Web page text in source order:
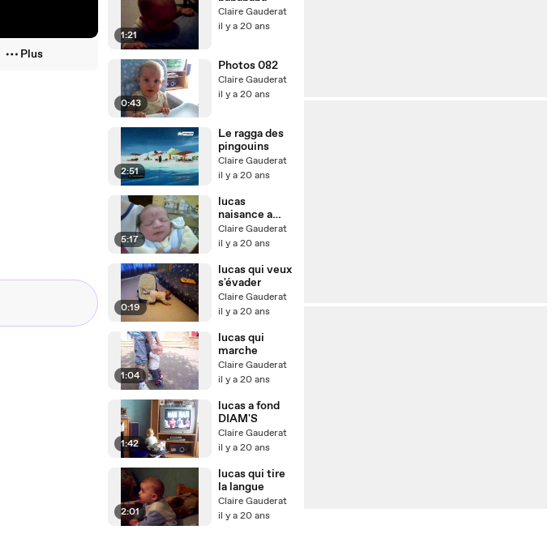
Plus
1:21
Claire Gauderat
il y a 20 ans
0:43
Photos 082
Claire Gauderat
il y a 20 ans
2:51
Le ragga des
pingouins
Claire Gauderat
il y a 20 ans
5:17
lucas
naisance a
aujourd'hui
Claire Gauderat
il y a 20 ans
0:19
lucas qui veux
s'évader
Claire Gauderat
il y a 20 ans
1:04
lucas qui
marche
Claire Gauderat
il y a 20 ans
1:42
lucas a fond
DIAM'S
Claire Gauderat
il y a 20 ans
2:01
lucas qui tire
la langue
Claire Gauderat
il y a 20 ans